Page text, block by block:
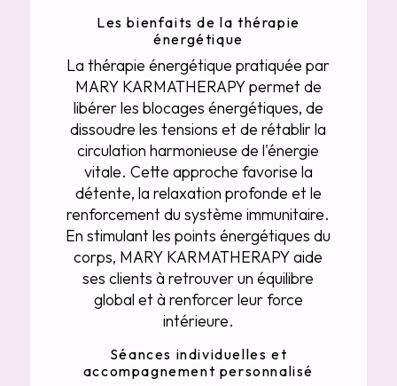
Les bienfaits de la thérapie
énergétique
La thérapie énergétique pratiquée par
MARY KARMATHERAPY permet de
libérer les blocages énergétiques, de
dissoudre les tensions et de rétablir la
circulation harmonieuse de l'énergie
vitale. Cette approche favorise la
détente, la relaxation profonde et le
renforcement du système immunitaire.
En stimulant les points énergétiques du
corps, MARY KARMATHERAPY aide
ses clients à retrouver un équilibre
global et à renforcer leur force
intérieure.
Séances individuelles et
accompagnement personnalisé